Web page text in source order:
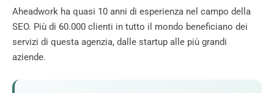
Aheadwork ha quasi 10 anni di esperienza nel campo della
SEO. Più di 60.000 clienti in tutto il mondo beneficiano dei
servizi di questa agenzia, dalle startup alle più grandi
aziende.